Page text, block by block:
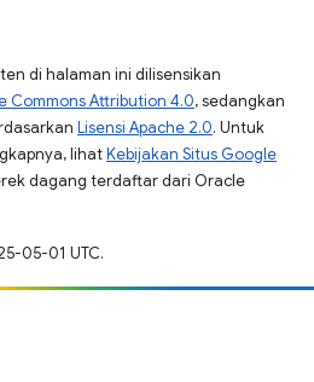
di halaman ini dilisensikan
Commons Attribution 4.0, sedangkan
Lisensi Apache 2.0. Untuk
lihatKebijakan Situs Google
dagang terdaftar dari Oracle
05-01 UTC.